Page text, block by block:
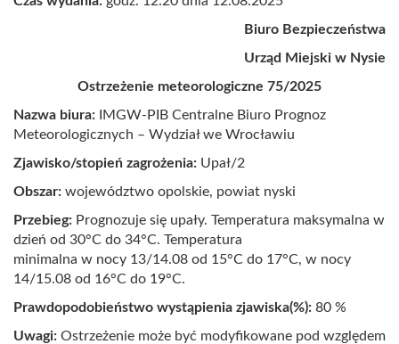
Biuro Bezpieczeństwa
Urząd Miejski w Nysie
Ostrzeżenie meteorologiczne 75/2025
Nazwa biura:
IMGW-PIB Centralne Biuro Prognoz
Meteorologicznych – Wydział we Wrocławiu
Zjawisko/stopień zagrożenia: Upał/2
Obszar: województwo opolskie, powiat nyski
Przebieg: Prognozuje się upały. Temperatura maksymalna w
dzień od 30°C do 34°C. Temperatura
minimalna w nocy 13/14.08 od 15°C do 17°C, w nocy
14/15.08 od 16°C do 19°C.
Prawdopodobieństwo wystąpienia zjawiska(%): 80 %
Uwagi: Ostrzeżenie może być modyfikowane pod względem